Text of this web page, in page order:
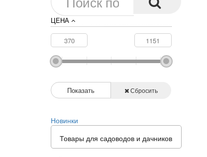
ЦЕНА
Показать Сбросить
Новинки
Товары для садоводов и дачников